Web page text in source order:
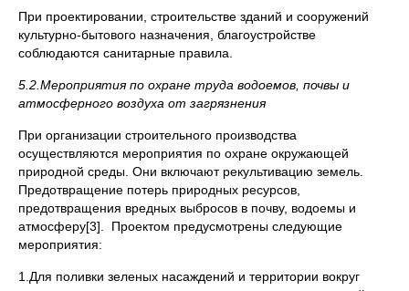
При проектировании, строительстве зданий и сооружений
культурно-бытового назначения, благоустройстве
соблюдаются санитарные правила.
5.2.Мероприятия по охране труда водоемов, почвы и
атмосферного воздуха от загрязнения
При организации строительного производства
осуществляются мероприятия по охране окружающей
природной среды. Они включают рекультивацию земель.
Предотвращение потерь природных ресурсов,
предотвращения вредных выбросов в почву, водоемы и
атмосферу[3]. Проектом предусмотрены следующие
мероприятия:
1.Для поливки зеленых насаждений и территории вокруг